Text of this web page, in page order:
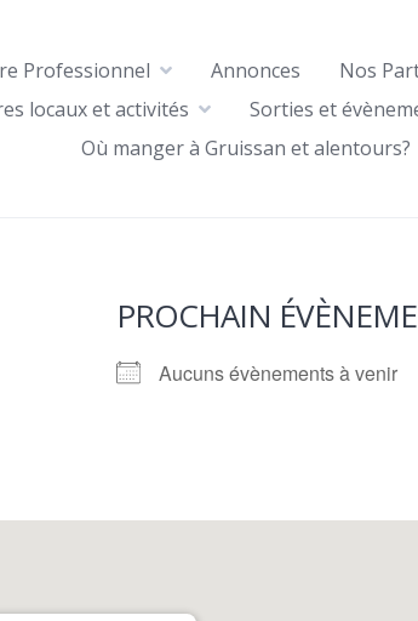
Professionnel Annonces
Nos
locaux et activités
Sorties et
Où manger à Gruissan et alentours?
PROCHAIN
Aucuns évènements à venir